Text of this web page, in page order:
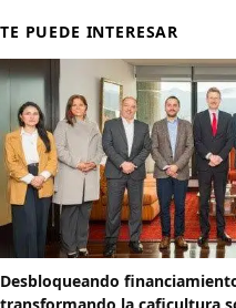
TE PUEDE INTERESAR
Desbloqueando